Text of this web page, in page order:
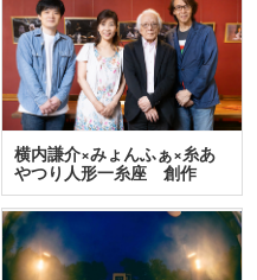
横内謙介×みょんふぁ×糸あ
やつり人形一糸座 創作
人…